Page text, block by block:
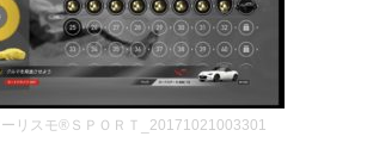
ーリスモ®ＳＰＯＲＴ_20171021003301